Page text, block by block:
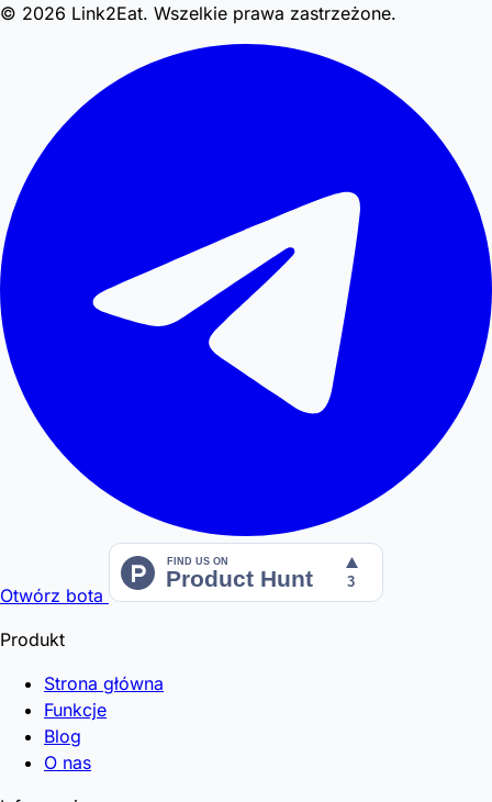
© 2026 Link2Eat. Wszelkie prawa zastrzeżone.
Otwórz bota
Produkt
Strona główna
Funkcje
Blog
O nas